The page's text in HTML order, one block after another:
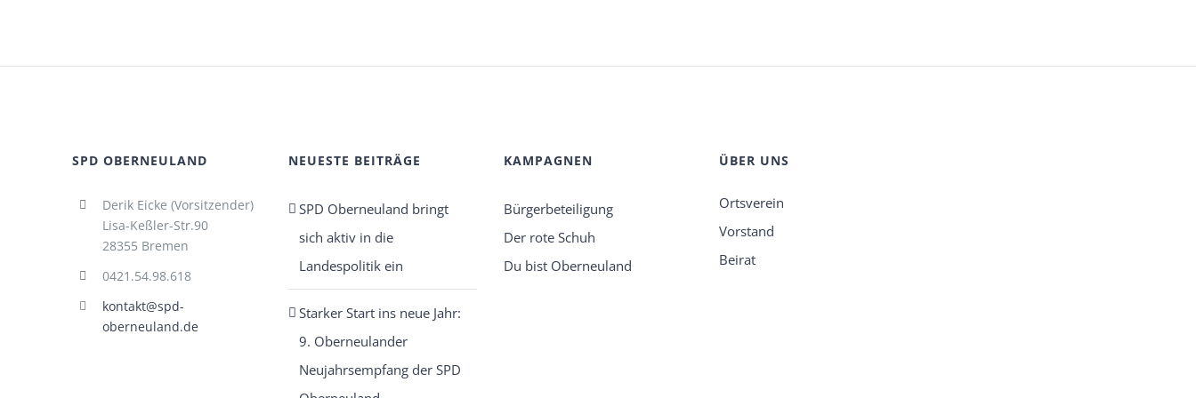
SPD OBERNEULAND
Derik Eicke (Vorsitzender)
Lisa-Keßler-Str.90
28355 Bremen
0421.54.98.618
kontakt@spd-
oberneuland.de
NEUESTE BEITRÄGE
SPD Oberneuland bringt
sich aktiv in die
Landespolitik ein
Starker Start ins neue Jahr:
9. Oberneulander
Neujahrsempfang der SPD
KAMPAGNEN
Bürgerbeteiligung
Der rote Schuh
Du bist Oberneuland
ÜBER UNS
Ortsverein
Vorstand
Beirat